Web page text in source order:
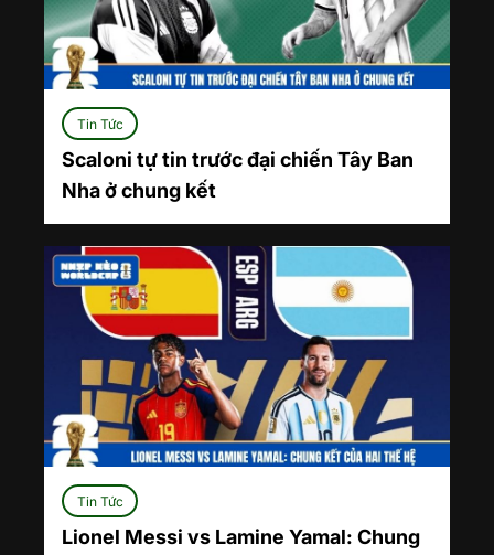
Tin Tức
Scaloni tự tin trước đại chiến Tây Ban
Nha ở chung kết
Tin Tức
Lionel Messi vs Lamine Yamal: Chung